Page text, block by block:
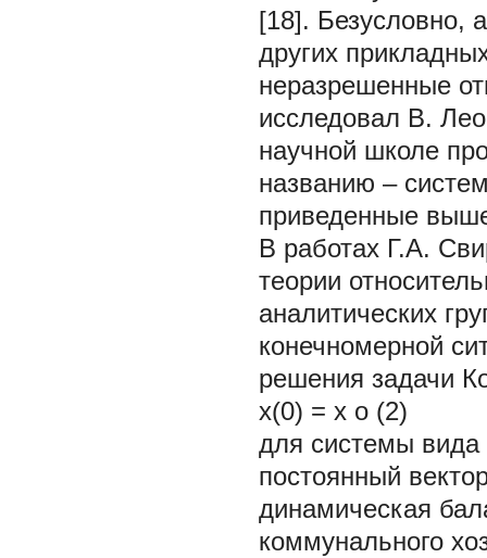
[18]. Безусловно,
других
неразрешенные
исследовал В.
научной школе
названию –
приведенные
В работах Г.А.
теории
аналитических
конечномерной
решения задачи
x(0) = x o (2)
для системы вида
постоянный
динамическая
коммунального